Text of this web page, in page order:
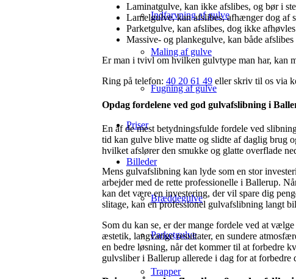
Indfarvning af gulve
Maling af gulve
Fugning af gulve
Priser
Billeder
Bræddegulve
Parketgulve
Trapper
Laminatgulve, kan ikke afslibes, og bør i
Lamelgulve, kan afslibes, afhænger dog af
Parketgulve, kan afslibes, dog ikke afhøvles
Massive- og plankegulve, kan både
Er man i tvivl om hvilken gulvtype man har, kan
Ring på telefon: 40 20 61 49 eller skriv til os via
Opdag fordelene ved god gulvafslibning i
En af de mest betydningsfulde fordele ved
tid kan gulve blive matte og slidte af daglig brug
hvilket afslører den smukke og glatte overflade
Mens gulvafslibning kan lyde som en stor
arbejder med de rette professionelle i Ballerup.
kan det være en investering, der vil spare dig
slitage, kan en professionel gulvafslibning langt
Som du kan se, er der mange fordele ved at
æstetik, langvarige resultater, en sundere
en bedre løsning, når det kommer til at forbedre
gulvsliber i Ballerup allerede i dag for at forbedre